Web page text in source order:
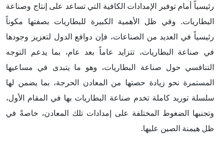
رئيسياً أمام توفير الإمدادات الكافية التي تساعد على إنتاج وصناعة
البطاريات. وفي ظل الأهمية الكبيرة للبطاريات بصفتها مكوناً
رئيسياً في العديد من الصناعات، فإن دوافع الدول لتعزيز وجودها
في صناعة البطاريات، تتزايد عاماً بعد عام، بما يدعم التوجه
التنافسي حول صناعة البطاريات، وهو ما يتبدى في مساعيها
المستمرة نحو زيادة حصتها من المعادن الحرجة، بما يضمن لها
سلسلة توريد كاملة تخدم صناعة البطاريات بها في المقام الأول،
وتجنبها الضغوط المختلفة على إمدادات تلك المعادن، خاصةً في
ظل هيمنة الصين عليها.